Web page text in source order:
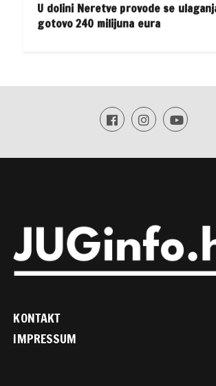
U dolini Neretve provode se
gotovo 240 milijuna eura
KONTAKT
IMPRESSUM